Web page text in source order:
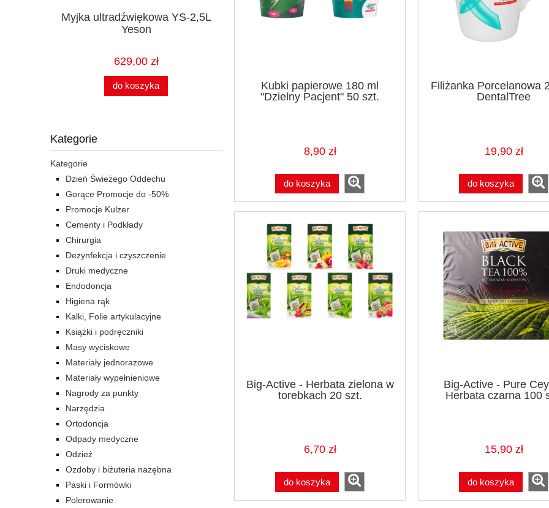
Myjka ultradźwiękowa YS-2,5L
Yeson
629,00 zł
do koszyka
Ruby CompNano 4 g RubyDent
do koszyka
HeraCeram Zirkonia 20 g
do koszyka
Kategorie
Kategorie
Dzień Świeżego Oddechu
Gorące Promocje do -50%
Promocje Kulzer
Cementy i Podkłady
Chirurgia
Dezynfekcja i czyszczenie
Druki medyczne
Endodoncja
Higiena rąk
Kalki, Folie artykulacyjne
Książki i podręczniki
Masy wyciskowe
Materiały jednorazowe
Materiały wypełnieniowe
Nagrody za punkty
Narzędzia
Ortodoncja
Odpady medyczne
Odzież
Ozdoby i biżuteria nazębna
Paski i Formówki
Polerowanie
Kubki papierowe 180 ml
"Dzielny Pacjent" 50 szt.
8,90 zł
do koszyka
Filiżanka Porcelanowa
DentalTree
19,90 zł
do koszyka
Big-Active - Herbata zielona w
torebkach 20 szt.
6,70 zł
do koszyka
Big-Active - Pure
Herbata czarna 100
15,90 zł
do koszyka